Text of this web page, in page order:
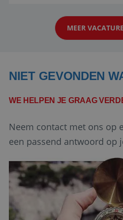
klanten te overtuigen om
boeken! ...
MEER
NIET GEVONDEN
WE HELPEN JE GRAAG
Neem contact met ons op
een passend antwoord op
Naam
PHPSESSID
Google